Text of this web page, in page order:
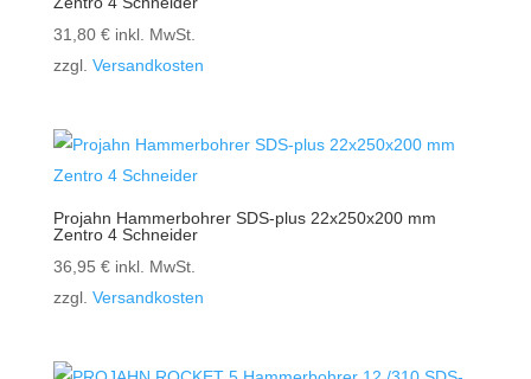
31,80 € inkl. MwSt.
zzgl. Versandkosten
Projahn Hammerbohrer SDS-plus 22x250x200 mm
Zentro 4 Schneider
36,95 € inkl. MwSt.
zzgl. Versandkosten